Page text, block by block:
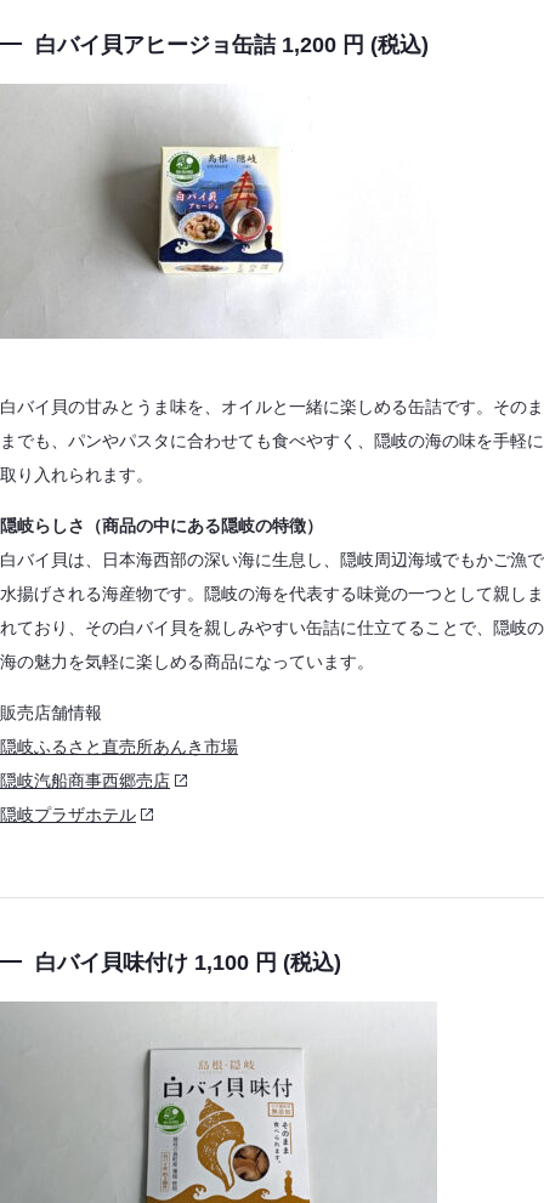
白バイ貝アヒージョ缶詰 1,200 円 (税込)
白バイ貝の甘みとうま味を、オイルと一緒に楽しめる缶詰です。そのま
までも、パンやパスタに合わせても食べやすく、隠岐の海の味を手軽に
取り入れられます。
隠岐らしさ（商品の中にある隠岐の特徴）
白バイ貝は、日本海西部の深い海に生息し、隠岐周辺海域でもかご漁で
水揚げされる海産物です。隠岐の海を代表する味覚の一つとして親しま
れており、その白バイ貝を親しみやすい缶詰に仕立てることで、隠岐の
海の魅力を気軽に楽しめる商品になっています。
販売店舗情報
隠岐ふるさと直売所あんき市場
隠岐汽船商事西郷売店
隠岐プラザホテル
白バイ貝味付け 1,100 円 (税込)